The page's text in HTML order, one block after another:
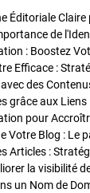
Éditoriale
de
Efficace :
grâce aux Liens
pour
Votre Blog : Le